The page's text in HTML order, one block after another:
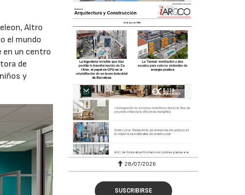
Altro
el mundo
en un centro
de
y
SUSCRIBIRSE